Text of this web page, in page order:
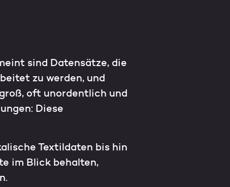
sind Datensätze, die
zu werden, und
oft unordentlich und
Diese
Textildaten bis hin
im Blick behalten,